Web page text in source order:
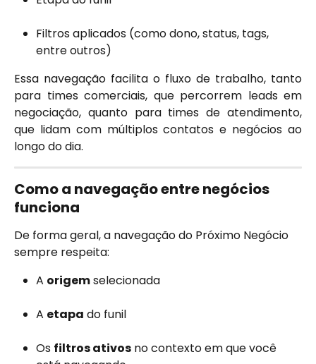
Filtros aplicados (como dono, status, tags,
entre outros)
Essa navegação facilita o fluxo de trabalho, tanto
para times comerciais, que percorrem leads em
negociação, quanto para times de atendimento,
que lidam com múltiplos contatos e negócios ao
longo do dia.
Como a navegação entre negócios
funciona
De forma geral, a navegação do Próximo Negócio
sempre respeita:
A origem selecionada
A etapa do funil
Os filtros ativos no contexto em que você